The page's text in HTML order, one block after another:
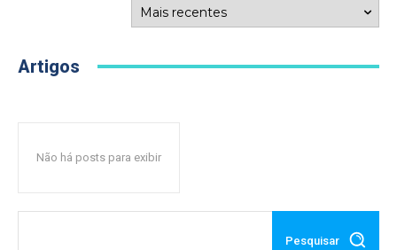
Artigos
Não há posts para exibir
Pesquisar